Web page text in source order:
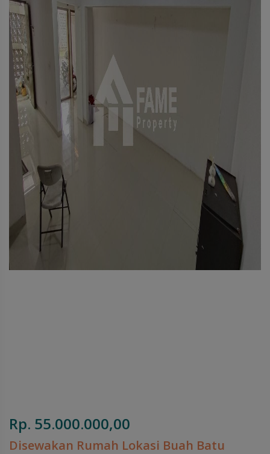
Rp. 55.000.000,00
Disewakan Rumah Lokasi Buah Batu